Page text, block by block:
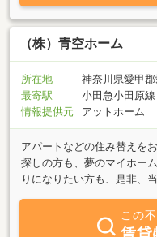
に察知し、確実なトータル
実現できるよう日々業務を
ました!!ＨＰへのリンクボ
（株）青空ホーム
所在地
神奈川県愛甲
最寄駅
小田急小田原
情報提供元
アットホーム
アパートなどの住み替えを
探しの方も、夢のマイホー
りになりたい方も、是非、
この